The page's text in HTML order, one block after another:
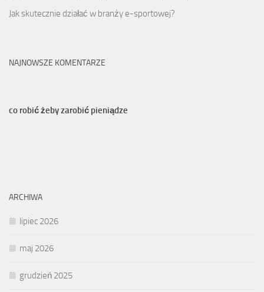
Jak skutecznie działać w branży e-sportowej?
NAJNOWSZE KOMENTARZE
co robić żeby zarobić pieniądze
ARCHIWA
lipiec 2026
maj 2026
grudzień 2025